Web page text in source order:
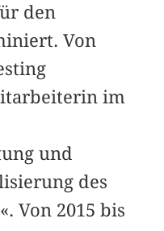
den
Von
im
und
des
Von 2015 bis